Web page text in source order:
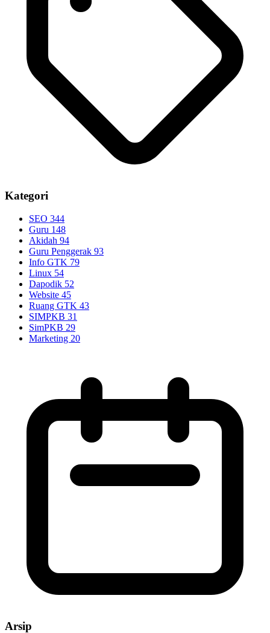
Kategori
SEO 344
Guru 148
Akidah 94
Guru Penggerak 93
Info GTK 79
Linux 54
Dapodik 52
Website 45
Ruang GTK 43
SIMPKB 31
SimPKB 29
Marketing 20
Arsip